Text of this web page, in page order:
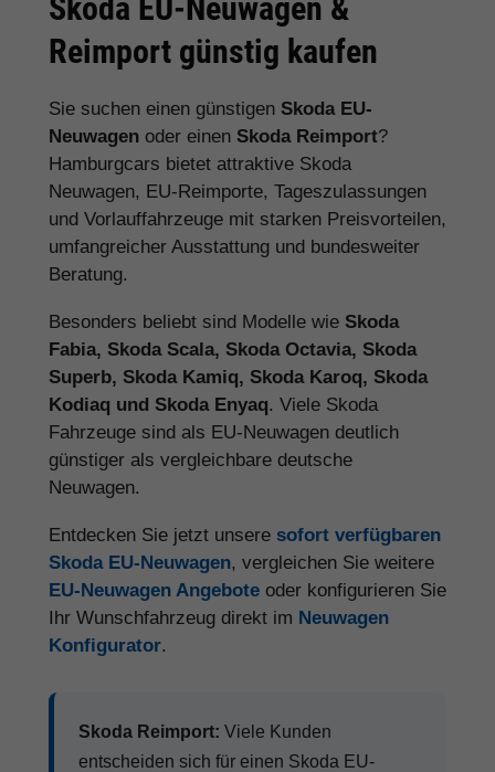
Skoda EU-Neuwagen &
Reimport günstig kaufen
Sie suchen einen günstigen Skoda EU-
Neuwagen oder einen Skoda Reimport?
Hamburgcars bietet attraktive Skoda
Neuwagen, EU-Reimporte, Tageszulassungen
und Vorlauffahrzeuge mit starken Preisvorteilen,
umfangreicher Ausstattung und bundesweiter
Beratung.
Besonders beliebt sind Modelle wie Skoda
Fabia, Skoda Scala, Skoda Octavia, Skoda
Superb, Skoda Kamiq, Skoda Karoq, Skoda
Kodiaq und Skoda Enyaq. Viele Skoda
Fahrzeuge sind als EU-Neuwagen deutlich
günstiger als vergleichbare deutsche
Neuwagen.
Entdecken Sie jetzt unsere sofort verfügbaren
Skoda EU-Neuwagen, vergleichen Sie weitere
EU-Neuwagen Angebote oder konfigurieren Sie
Ihr Wunschfahrzeug direkt im Neuwagen
Konfigurator.
Skoda Reimport: Viele Kunden
entscheiden sich für einen Skoda EU-